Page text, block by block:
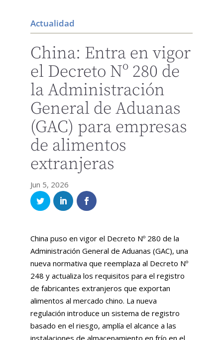
Actualidad
China: Entra en vigor
el Decreto Nº 280 de
la Administración
General de Aduanas
(GAC) para empresas
de alimentos
extranjeras
Jun 5, 2026
China puso en vigor el Decreto Nº 280 de la
Administración General de Aduanas (GAC), una
nueva normativa que reemplaza al Decreto Nº
248 y actualiza los requisitos para el registro
de fabricantes extranjeros que exportan
alimentos al mercado chino. La nueva
regulación introduce un sistema de registro
basado en el riesgo, amplía el alcance a las